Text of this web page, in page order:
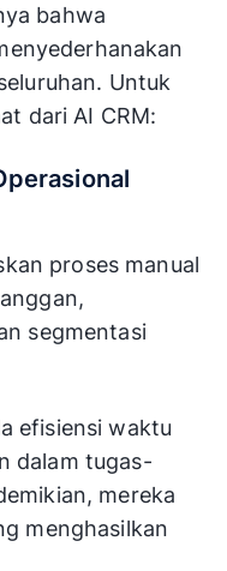
bahwa
Untuk
dari AI CRM:
proses manual
segmentasi
efisiensi waktu
dalam tugas-
mereka
menghasilkan